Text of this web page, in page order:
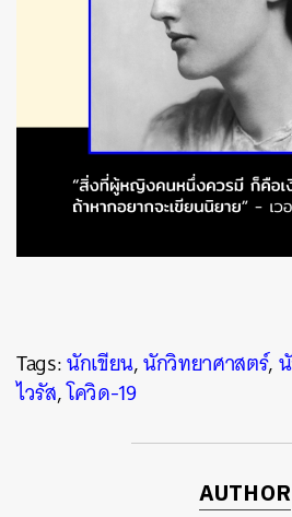
Tags:นักเขียน,นักวิทยาศาสตร์,
ไวรัส,โควิด-19
AUTHOR